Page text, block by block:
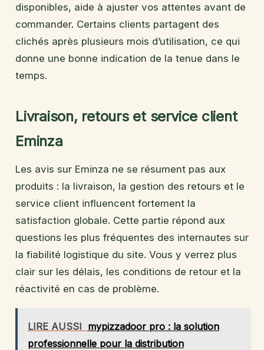
disponibles, aide à ajuster vos attentes avant de
commander. Certains clients partagent des
clichés après plusieurs mois d’utilisation, ce qui
donne une bonne indication de la tenue dans le
temps.
Livraison, retours et service client
Eminza
Les avis sur Eminza ne se résument pas aux
produits : la livraison, la gestion des retours et le
service client influencent fortement la
satisfaction globale. Cette partie répond aux
questions les plus fréquentes des internautes sur
la fiabilité logistique du site. Vous y verrez plus
clair sur les délais, les conditions de retour et la
réactivité en cas de problème.
LIRE AUSSI mypizzadoor pro : la solution
professionnelle pour la distribution